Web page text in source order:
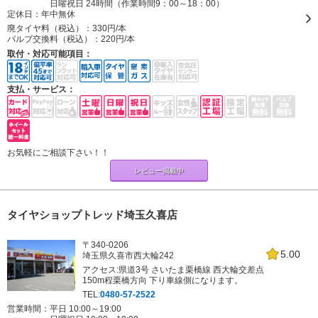
日曜祝日 24時間（作業時間9：00～18：00）
定休日： 年中無休
廃タイヤ料（税込）： 330円/本
バルブ交換料（税込）： 220円/本
取付・対応可能項目：
支払・サービス：
お気軽にご相談下さい！！
レビュー掲載中
タイヤショップトレッド埼玉久喜店
5.00
〒340-0206
埼玉県久喜市西大輪242
アクセス:県道3号 さいたま栗橋線 西大輪交差点
150m程栗橋方向 下り車線側になります。
TEL:0480-57-2522
営業時間：平日 10:00～19:00